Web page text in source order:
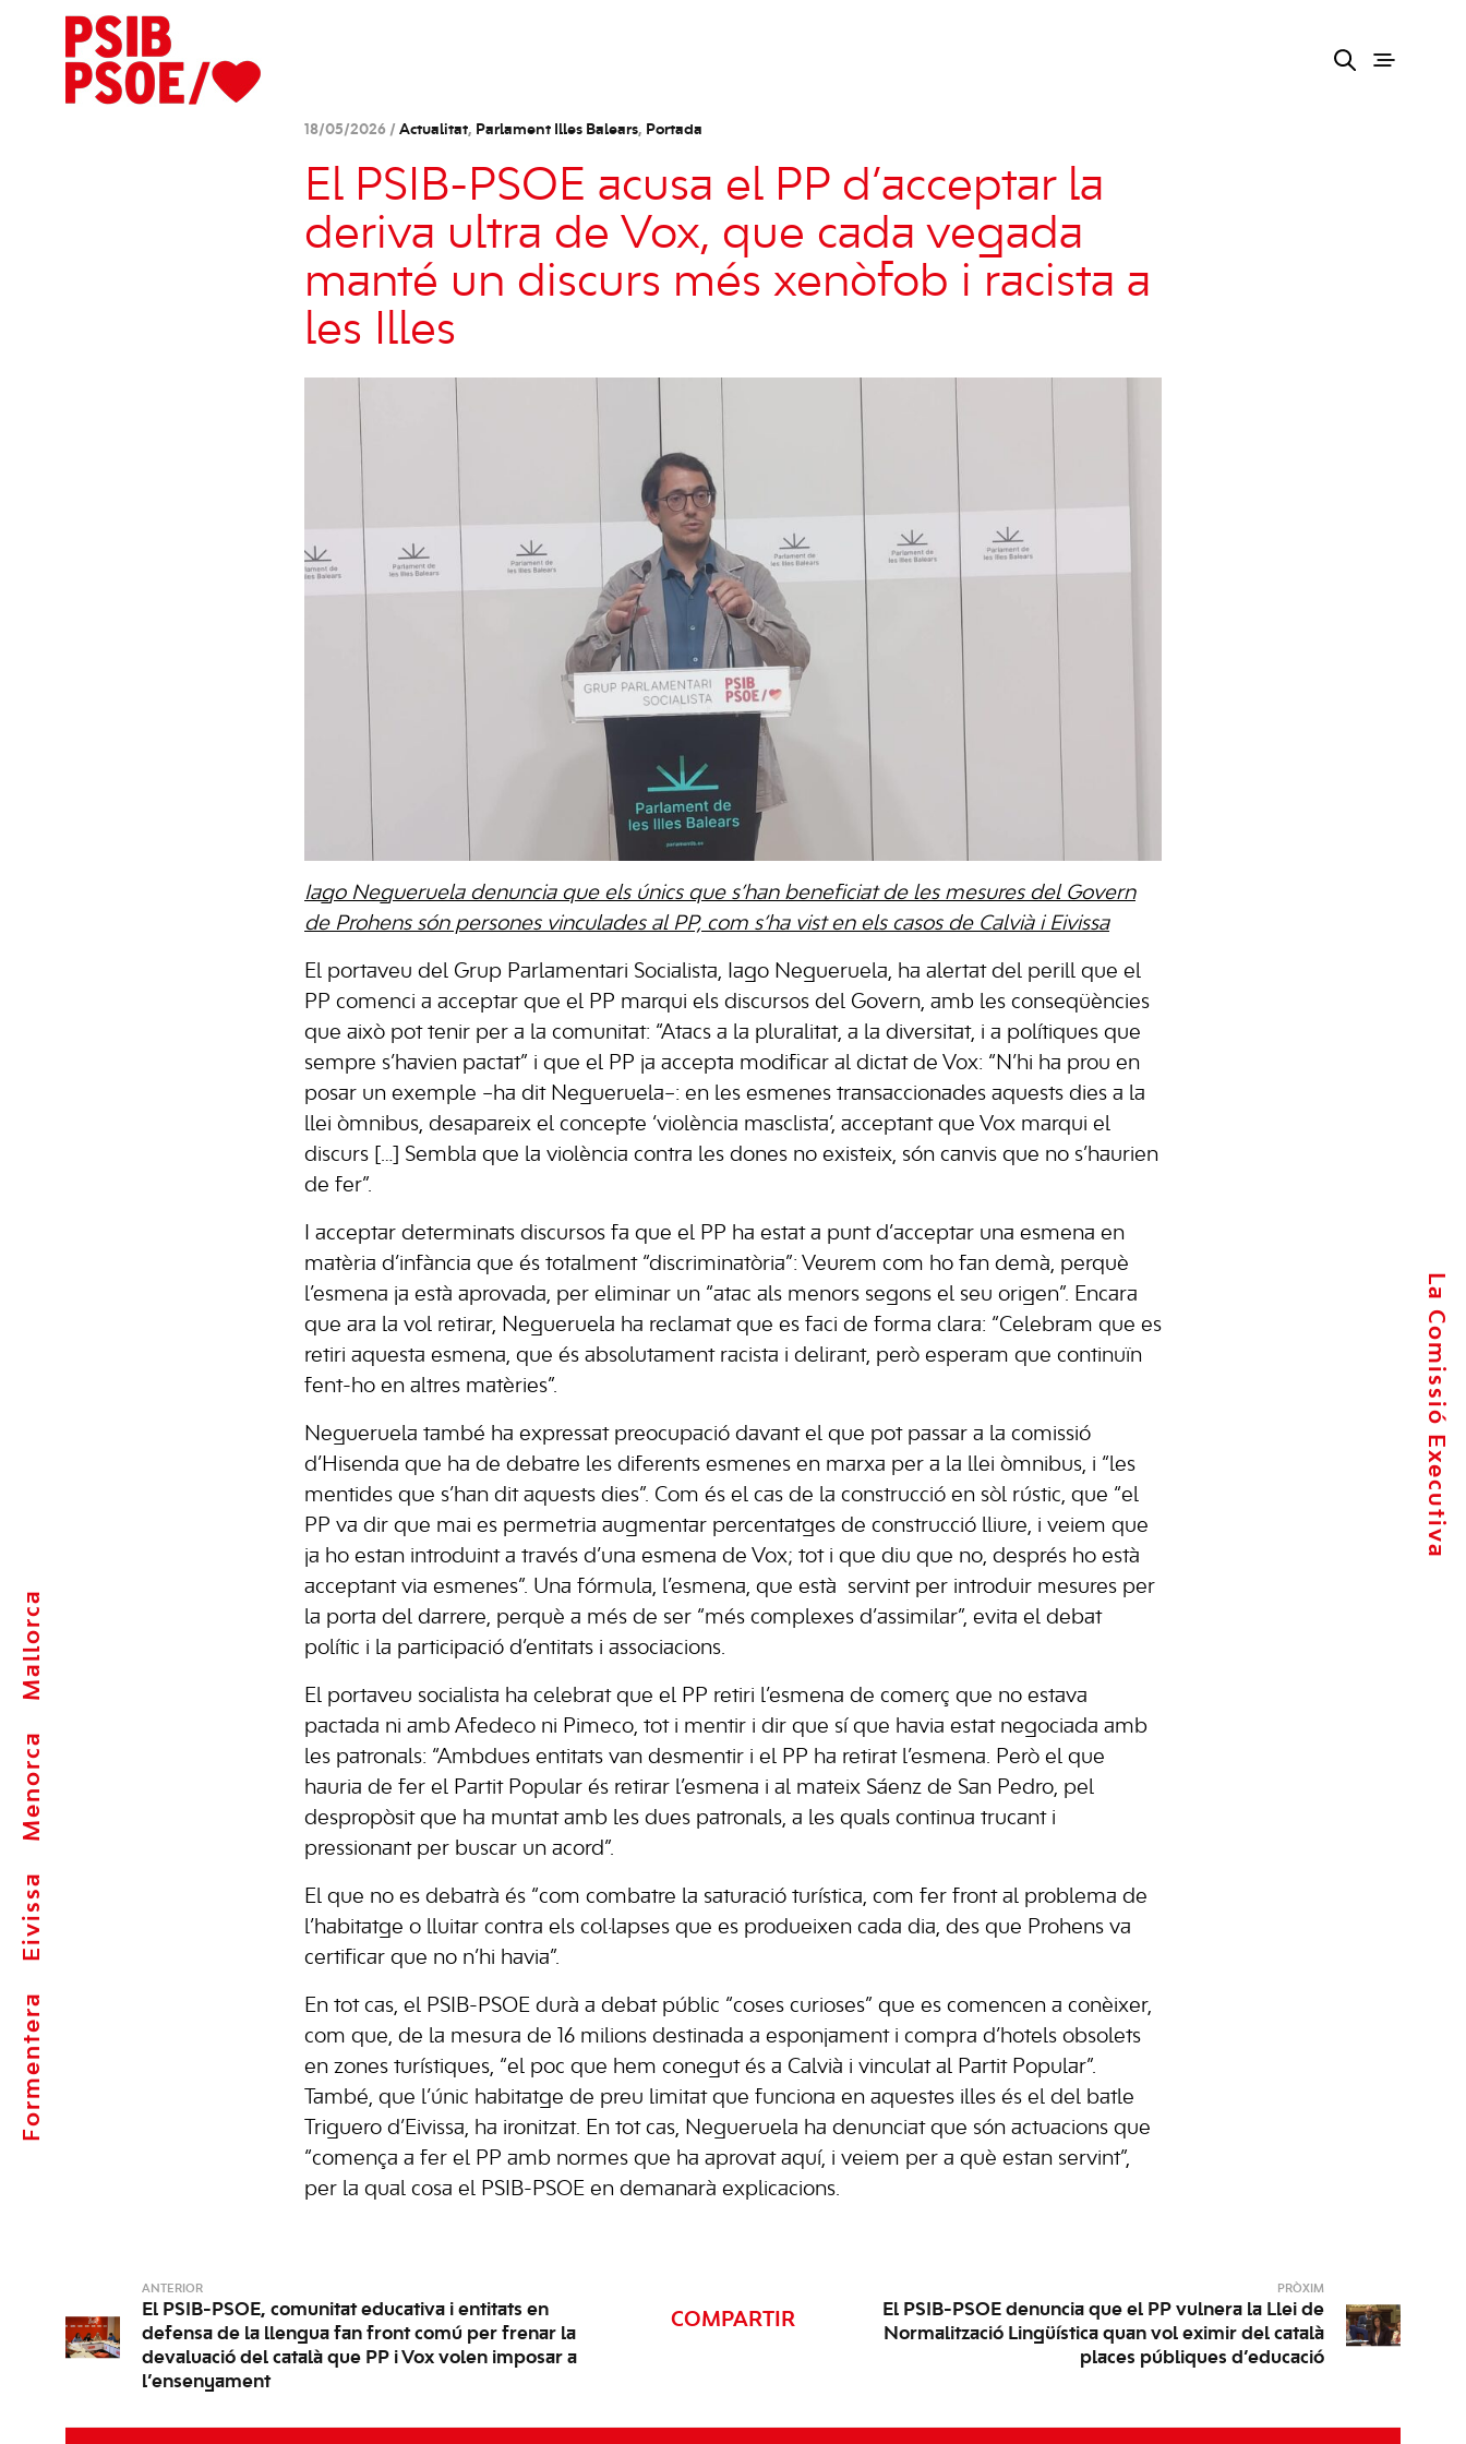
Formentera
Eivissa
Menorca
Mallorca
La Comissió Executiva
18/05/2026 / Actualitat, Parlament Illes Balears, Portada
El PSIB-PSOE acusa el PP d’acceptar la
deriva ultra de Vox, que cada vegada
manté un discurs més xenòfob i racista a
les Illes
Iago Negueruela denuncia que els únics que s’han beneficiat de les mesures del Govern
de Prohens són persones vinculades al PP, com s’ha vist en els casos de Calvià i Eivissa
El portaveu del Grup Parlamentari Socialista, Iago Negueruela, ha alertat del perill que el
PP comenci a acceptar que el PP marqui els discursos del Govern, amb les conseqüències
que això pot tenir per a la comunitat: “Atacs a la pluralitat, a la diversitat, i a polítiques que
sempre s’havien pactat” i que el PP ja accepta modificar al dictat de Vox: “N’hi ha prou en
posar un exemple –ha dit Negueruela–: en les esmenes transaccionades aquests dies a la
llei òmnibus, desapareix el concepte ‘violència masclista’, acceptant que Vox marqui el
discurs […] Sembla que la violència contra les dones no existeix, són canvis que no s’haurien
de fer”.
I acceptar determinats discursos fa que el PP ha estat a punt d’acceptar una esmena en
matèria d’infància que és totalment “discriminatòria”: Veurem com ho fan demà, perquè
l’esmena ja està aprovada, per eliminar un “atac als menors segons el seu origen”. Encara
que ara la vol retirar, Negueruela ha reclamat que es faci de forma clara: “Celebram que es
retiri aquesta esmena, que és absolutament racista i delirant, però esperam que continuïn
fent-ho en altres matèries”.
Negueruela també ha expressat preocupació davant el que pot passar a la comissió
d’Hisenda que ha de debatre les diferents esmenes en marxa per a la llei òmnibus, i “les
mentides que s’han dit aquests dies”. Com és el cas de la construcció en sòl rústic, que “el
PP va dir que mai es permetria augmentar percentatges de construcció lliure, i veiem que
ja ho estan introduint a través d’una esmena de Vox; tot i que diu que no, després ho està
acceptant via esmenes”. Una fórmula, l’esmena, que està servint per introduir mesures per
la porta del darrere, perquè a més de ser “més complexes d’assimilar”, evita el debat
polític i la participació d’entitats i associacions.
El portaveu socialista ha celebrat que el PP retiri l’esmena de comerç que no estava
pactada ni amb Afedeco ni Pimeco, tot i mentir i dir que sí que havia estat negociada amb
les patronals: “Ambdues entitats van desmentir i el PP ha retirat l’esmena. Però el que
hauria de fer el Partit Popular és retirar l’esmena i al mateix Sáenz de San Pedro, pel
despropòsit que ha muntat amb les dues patronals, a les quals continua trucant i
pressionant per buscar un acord”.
El que no es debatrà és “com combatre la saturació turística, com fer front al problema de
l’habitatge o lluitar contra els col·lapses que es produeixen cada dia, des que Prohens va
certificar que no n’hi havia”.
En tot cas, el PSIB-PSOE durà a debat públic “coses curioses” que es comencen a conèixer,
com que, de la mesura de 16 milions destinada a esponjament i compra d’hotels obsolets
en zones turístiques, “el poc que hem conegut és a Calvià i vinculat al Partit Popular”.
També, que l’únic habitatge de preu limitat que funciona en aquestes illes és el del batle
Triguero d’Eivissa, ha ironitzat. En tot cas, Negueruela ha denunciat que són actuacions que
“comença a fer el PP amb normes que ha aprovat aquí, i veiem per a què estan servint”,
per la qual cosa el PSIB-PSOE en demanarà explicacions.
ANTERIOR
El PSIB-PSOE, comunitat educativa i entitats en
defensa de la llengua fan front comú per frenar la
devaluació del català que PP i Vox volen imposar a
l’ensenyament
COMPARTIR
PRÒXIM
El PSIB-PSOE denuncia que el PP vulnera la Llei de
Normalització Lingüística quan vol eximir del català
places públiques d’educació